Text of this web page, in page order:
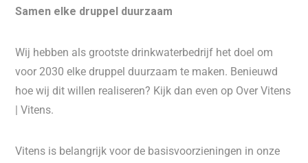
Samen elke druppel duurzaam
Wij hebben als grootste drinkwaterbedrijf het doel om
voor 2030 elke druppel duurzaam te maken. Benieuwd
hoe wij dit willen realiseren? Kijk dan even op Over Vitens
| Vitens.
Vitens is belangrijk voor de basisvoorzieningen in onze